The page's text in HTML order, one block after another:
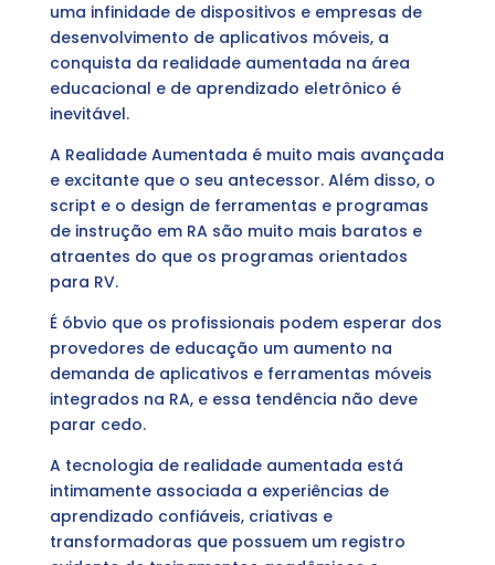
uma infinidade de dispositivos e empresas de
desenvolvimento de aplicativos móveis, a
conquista da realidade aumentada na área
educacional e de aprendizado eletrônico é
inevitável.
A Realidade Aumentada é muito mais avançada
e excitante que o seu antecessor. Além disso, o
script e o design de ferramentas e programas
de instrução em RA são muito mais baratos e
atraentes do que os programas orientados
para RV.
É óbvio que os profissionais podem esperar dos
provedores de educação um aumento na
demanda de aplicativos e ferramentas móveis
integrados na RA, e essa tendência não deve
parar cedo.
A tecnologia de realidade aumentada está
intimamente associada a experiências de
aprendizado confiáveis, criativas e
transformadoras que possuem um registro